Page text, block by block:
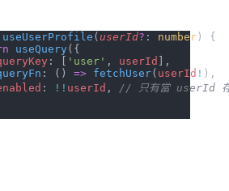
useUserProfile ( userId? : number ) {
useQuery ({
: [ 'user' , userId
],
: () => fetchUser( userId ! ),
: !! userId ,
// 只有當 userId 存